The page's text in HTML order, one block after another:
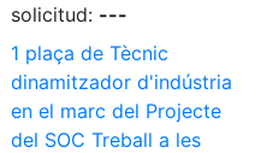
solicitud: ---
1 plaça de Tècnic
dinamitzador d'indústria
en el marc del Projecte
del SOC Treball a les